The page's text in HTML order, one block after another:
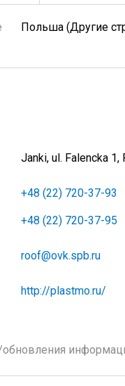
Польша (Другие
Janki, ul. Falencka
+48 (22) 720-37-93
+48 (22) 720-37-95
roof@ovk.spb.ru
http://plastmo.ru/